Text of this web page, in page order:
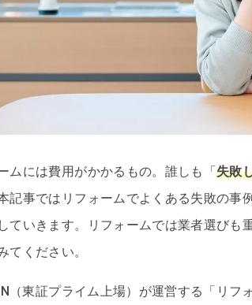
ムには費用がかかるもの。誰しも「失敗
記事ではリフォームでよくある失敗の事
ていきます。リフォームでは業者選びも
てください。
（東証プライム上場）が運営する「リフ